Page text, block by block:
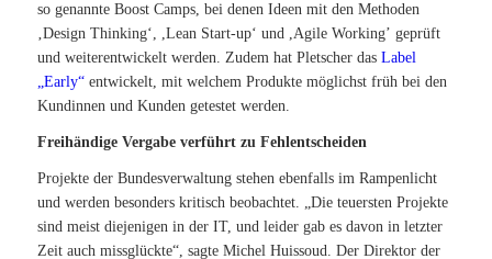
so genannte Boost Camps, bei denen Ideen mit den Methoden
‚Design Thinking‘, ,Lean Start-up‘ und ,Agile Working’ geprüft
und weiterentwickelt werden. Zudem hat Pletscher das Label
„Early“ entwickelt, mit welchem Produkte möglichst früh bei den
Kundinnen und Kunden getestet werden.
Freihändige Vergabe verführt zu Fehlentscheiden
Projekte der Bundesverwaltung stehen ebenfalls im Rampenlicht
und werden besonders kritisch beobachtet. „Die teuersten Projekte
sind meist diejenigen in der IT, und leider gab es davon in letzter
Zeit auch missglückte“, sagte Michel Huissoud. Der Direktor der